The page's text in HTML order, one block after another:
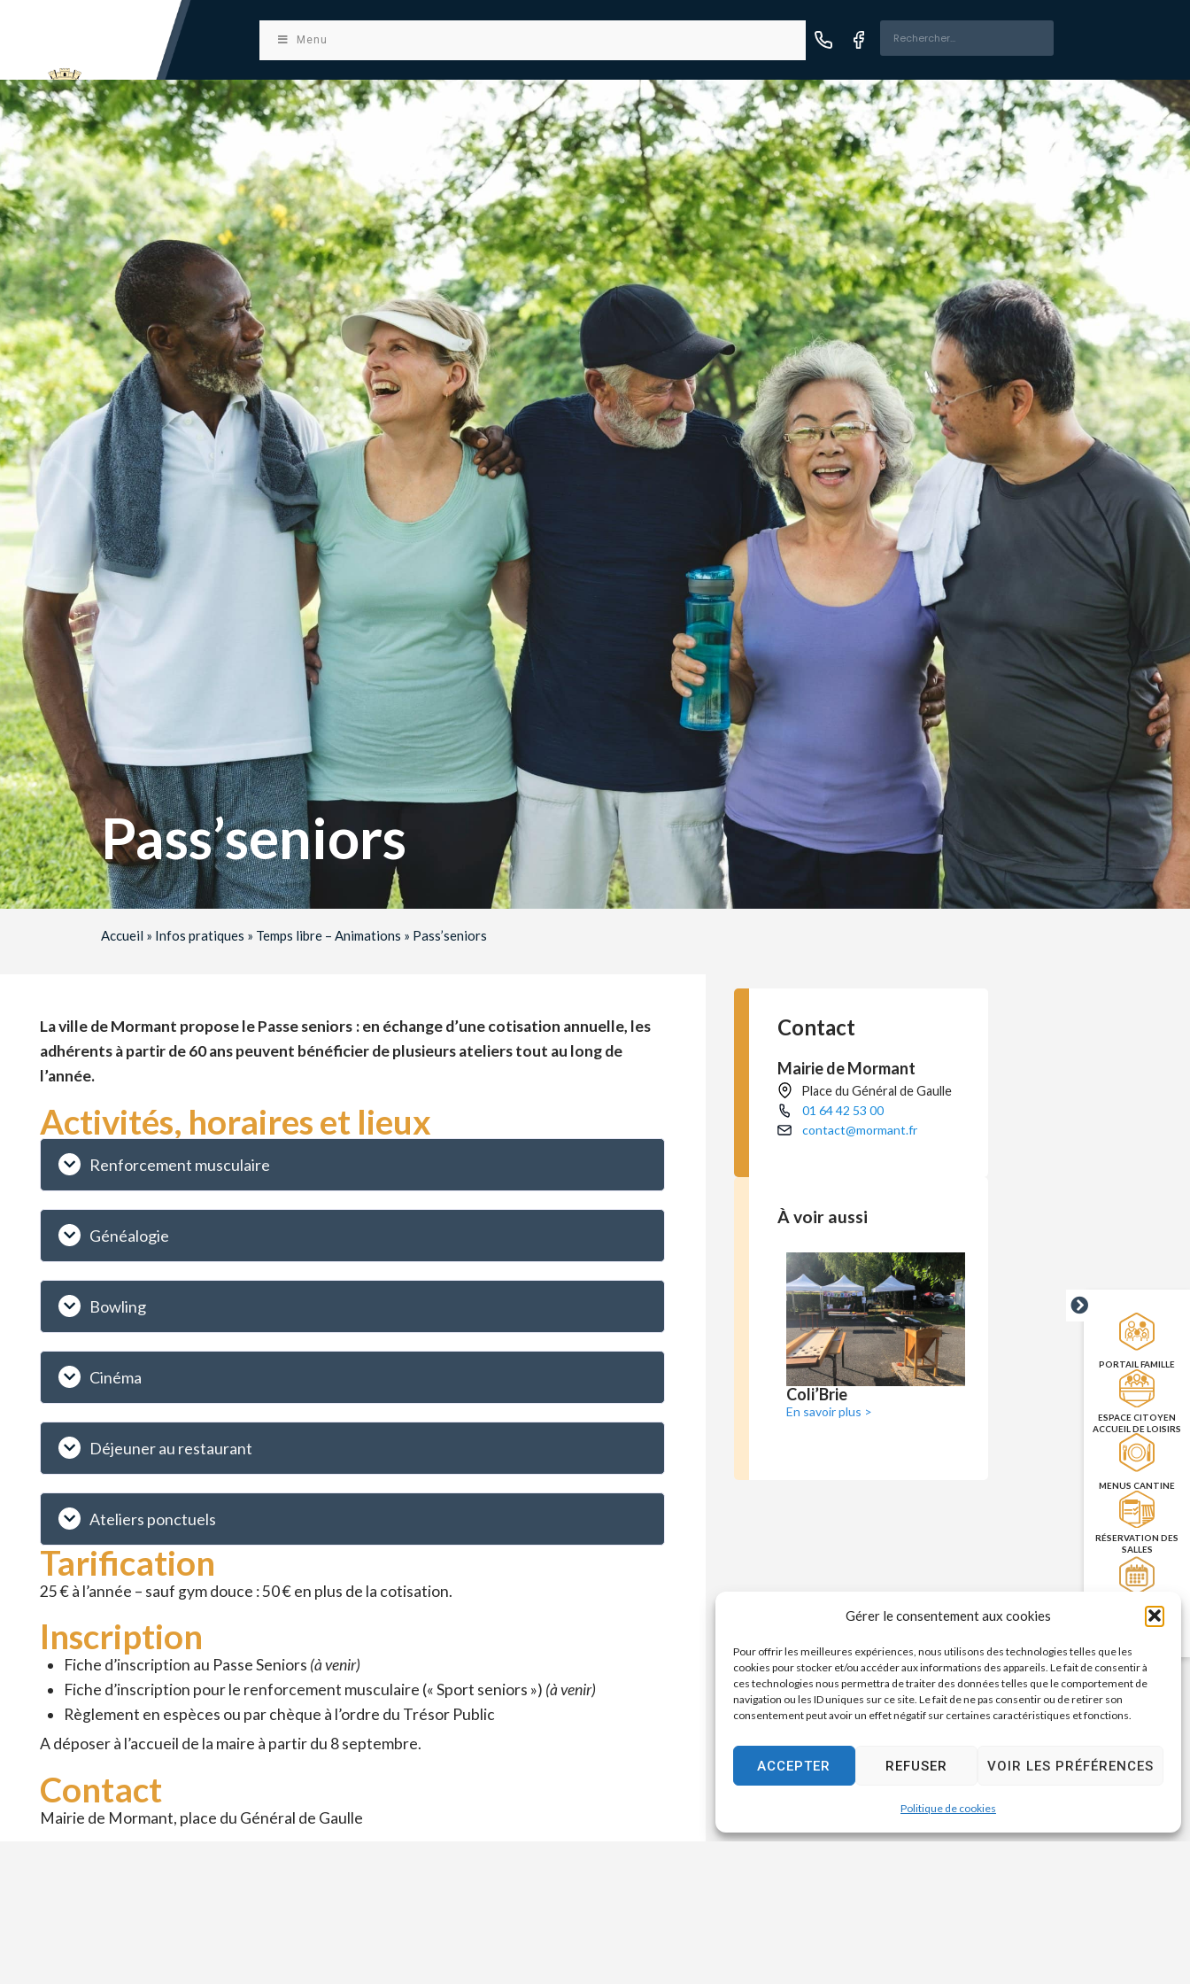
Gérer le consentement aux cookies
Pour offrir les meilleures expériences, nous utilisons des technologies telles que les
cookies pour stocker et/ou accéder aux informations des appareils. Le fait de consentir à
ces technologies nous permettra de traiter des données telles que le comportement de
navigation ou les ID uniques sur ce site. Le fait de ne pas consentir ou de retirer son
consentement peut avoir un effet négatif sur certaines caractéristiques et fonctions.
ACCEPTER REFUSER VOIR LES PRÉFÉRENCES
Politique de cookies
Menu
PORTAIL FAMILLE
ESPACE CITOYEN
ACCUEIL DE LOISIRS
MENUS CANTINE
RÉSERVATION DES
SALLES
PRISE DE RENDEZ-
VOUS
CNI/PASSEPORT
Pass’seniors
Accueil » Infos pratiques » Temps libre – Animations » Pass’seniors
La ville de Mormant propose le Passe seniors : en échange d’une cotisation annuelle, les
adhérents à partir de 60 ans peuvent bénéficier de plusieurs ateliers tout au long de
l’année.
Activités, horaires et lieux
Renforcement musculaire
Généalogie
Bowling
Cinéma
Déjeuner au restaurant
Ateliers ponctuels
Tarification
25 € à l’année – sauf gym douce : 50 € en plus de la cotisation.
Inscription
Fiche d’inscription au Passe Seniors (à venir)
Fiche d’inscription pour le renforcement musculaire (« Sport seniors ») (à venir)
Règlement en espèces ou par chèque à l’ordre du Trésor Public
A déposer à l’accueil de la maire à partir du 8 septembre.
Contact
Mairie de Mormant, place du Général de Gaulle
Contact
Mairie de Mormant
Place du Général de Gaulle
01 64 42 53 00
contact@mormant.fr
À voir aussi
Coli’Brie
En savoir plus >